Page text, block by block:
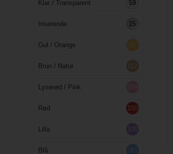
Klar / Transparent 59
Iriserende 15
Gul / Orange 31
Brun / Natur 112
Lyserød / Pink
Rød 150
Lilla
Blå 281